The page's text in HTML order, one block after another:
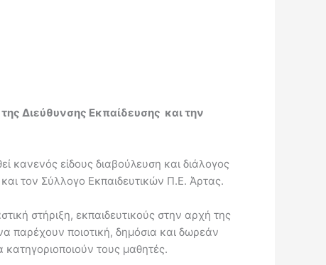
Διεύθυνσης Εκπαίδευσης και την
κανενός είδους διαβούλευση και διάλογος
τον Σύλλογο Εκπαιδευτικών Π.Ε. Άρτας.
στήριξη, εκπαιδευτικούς στην αρχή της
παρέχουν ποιοτική, δημόσια και δωρεάν
τους μαθητές.